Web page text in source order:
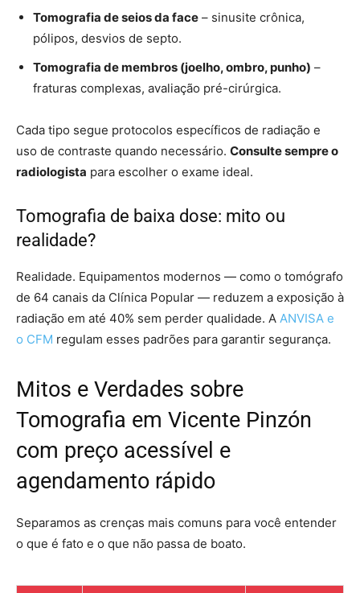
Tomografia de seios da face – sinusite crônica,
pólipos, desvios de septo.
Tomografia de membros (joelho, ombro, punho) –
fraturas complexas, avaliação pré-cirúrgica.
Cada tipo segue protocolos específicos de radiação e
uso de contraste quando necessário. Consulte sempre o
radiologista para escolher o exame ideal.
Tomografia de baixa dose: mito ou
realidade?
Realidade. Equipamentos modernos — como o tomógrafo
de 64 canais da Clínica Popular — reduzem a exposição à
radiação em até 40% sem perder qualidade. A ANVISA e
o CFM regulam esses padrões para garantir segurança.
Mitos e Verdades sobre
Tomografia em Vicente Pinzón
com preço acessível e
agendamento rápido
Separamos as crenças mais comuns para você entender
o que é fato e o que não passa de boato.